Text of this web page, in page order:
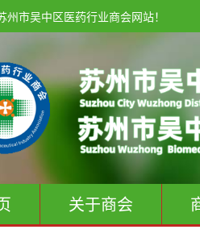
州市吴中区医药行业商会网站！
关于商会